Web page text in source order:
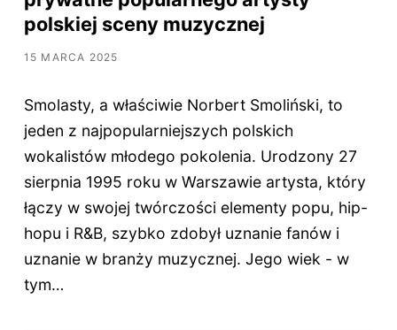
polskiej sceny muzycznej
15 MARCA 2025
Smolasty, a właściwie Norbert Smoliński, to
jeden z najpopularniejszych polskich
wokalistów młodego pokolenia. Urodzony 27
sierpnia 1995 roku w Warszawie artysta, który
łączy w swojej twórczości elementy popu, hip-
hopu i R&B, szybko zdobył uznanie fanów i
uznanie w branży muzycznej. Jego wiek - w
tym…